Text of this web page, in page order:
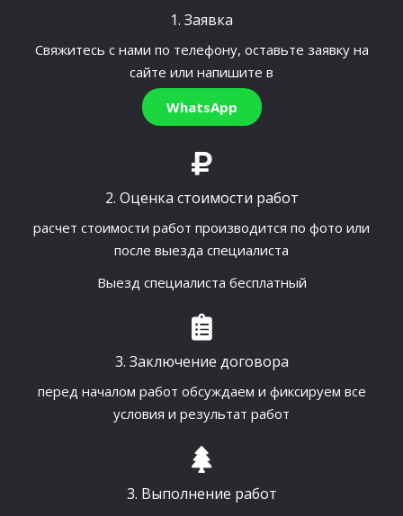
1. Заявка
Свяжитесь с нами по телефону, оставьте заявку на
сайте или напишите в
WhatsApp
2. Оценка стоимости работ
расчет стоимости работ производится по фото или
после выезда специалиста
Выезд специалиста бесплатный
3. Заключение договора
перед началом работ обсуждаем и фиксируем все
условия и результат работ
3. Выполнение работ